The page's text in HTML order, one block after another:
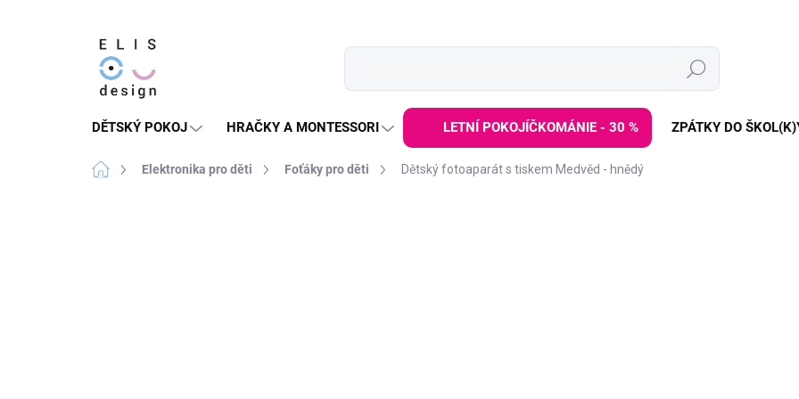
Hledat
DĚTSKÝ POKOJ HRAČKY A MONTESSORI LETNÍ POKOJÍČKOMÁNIE - 30 % ZPÁTKY DO
Domů Elektronika pro děti Foťáky pro děti Dětský fotoaparát s tiskem Medvěd - hnědý